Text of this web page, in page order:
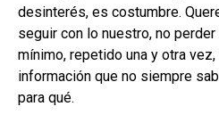
desinterés, es costumbre.
seguir con lo nuestro, no
mínimo, repetido una y otra
información que no siempre
para qué.